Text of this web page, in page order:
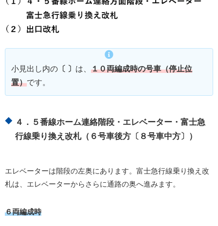
小見出し内の 〔 〕 は、 １０両編成時の号車（停止位
置）です。
４．５番線ホーム連絡階段・エレベーター・富士急
行線乗り換え改札（６号車後方〔８号車中方〕）
エレベーターは階段の左奥にあります。富士急行線乗り換え改
札は、エレベーターからさらに通路の奥へ進みます。
６両編成時